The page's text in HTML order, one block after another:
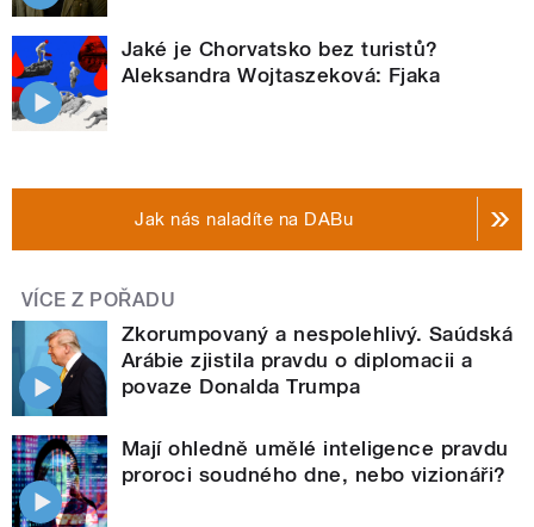
Jaké je Chorvatsko bez turistů?
Aleksandra Wojtaszeková: Fjaka
Jak nás naladíte na DABu
VÍCE Z POŘADU
Zkorumpovaný a nespolehlivý. Saúdská
Arábie zjistila pravdu o diplomacii a
povaze Donalda Trumpa
Mají ohledně umělé inteligence pravdu
proroci soudného dne, nebo vizionáři?